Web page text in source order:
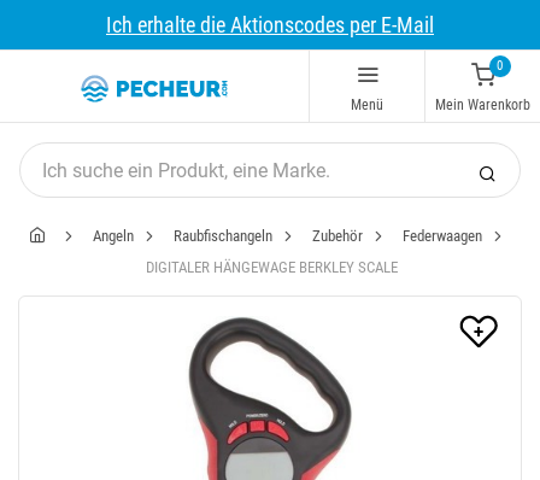
Ich erhalte die Aktionscodes per E-Mail
Menü
0
Mein Warenkorb
Angeln Raubfischangeln Zubehör
Federwaagen
DIGITALER HÄNGEWAGE BERKLEY SCALE